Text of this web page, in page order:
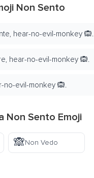
Non Sento
hear-no-evil-monkey 🙉.
hear-no-evil-monkey 🙉.
no-evil-monkey 🙉.
Non Sento Emoji
🙈Non Vedo